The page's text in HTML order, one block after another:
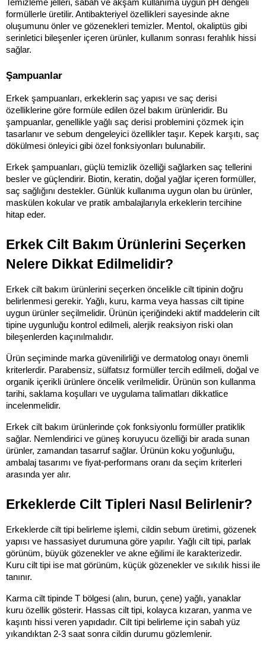
Temizleme jelleri, sabah ve akşam kullanıma uygun pH dengeli
formüllerle üretilir. Antibakteriyel özellikleri sayesinde akne
oluşumunu önler ve gözenekleri temizler. Mentol, okaliptüs gibi
serinletici bileşenler içeren ürünler, kullanım sonrası ferahlık hissi
sağlar.
Şampuanlar
Erkek şampuanları, erkeklerin saç yapısı ve saç derisi
özelliklerine göre formüle edilen özel bakım ürünleridir. Bu
şampuanlar, genellikle yağlı saç derisi problemini çözmek için
tasarlanır ve sebum dengeleyici özellikler taşır. Kepek karşıtı, saç
dökülmesi önleyici gibi özel fonksiyonları bulunabilir.
Erkek şampuanları, güçlü temizlik özelliği sağlarken saç tellerini
besler ve güçlendirir. Biotin, keratin, doğal yağlar içeren formüller,
saç sağlığını destekler. Günlük kullanıma uygun olan bu ürünler,
maskülen kokular ve pratik ambalajlarıyla erkeklerin tercihine
hitap eder.
Erkek Cilt Bakım Ürünlerini Seçerken
Nelere Dikkat Edilmelidir?
Erkek cilt bakım ürünlerini seçerken öncelikle cilt tipinin doğru
belirlenmesi gerekir. Yağlı, kuru, karma veya hassas cilt tipine
uygun ürünler seçilmelidir. Ürünün içeriğindeki aktif maddelerin cilt
tipine uygunluğu kontrol edilmeli, alerjik reaksiyon riski olan
bileşenlerden kaçınılmalıdır.
Ürün seçiminde marka güvenilirliği ve dermatolog onayı önemli
kriterlerdir. Parabensiz, sülfatsız formüller tercih edilmeli, doğal ve
organik içerikli ürünlere öncelik verilmelidir. Ürünün son kullanma
tarihi, saklama koşulları ve uygulama talimatları dikkatlice
incelenmelidir.
Erkek cilt bakım ürünlerinde çok fonksiyonlu formüller pratiklik
sağlar. Nemlendirici ve güneş koruyucu özelliği bir arada sunan
ürünler, zamandan tasarruf sağlar. Ürünün koku yoğunluğu,
ambalaj tasarımı ve fiyat-performans oranı da seçim kriterleri
arasında yer alır.
Erkeklerde Cilt Tipleri Nasıl Belirlenir?
Erkeklerde cilt tipi belirleme işlemi, cildin sebum üretimi, gözenek
yapısı ve hassasiyet durumuna göre yapılır. Yağlı cilt tipi, parlak
görünüm, büyük gözenekler ve akne eğilimi ile karakterizedir.
Kuru cilt tipi ise mat görünüm, küçük gözenekler ve sıkılık hissi ile
tanınır.
Karma cilt tipinde T bölgesi (alın, burun, çene) yağlı, yanaklar
kuru özellik gösterir. Hassas cilt tipi, kolayca kızaran, yanma ve
kaşıntı hissi veren yapıdadır. Cilt tipi belirleme için sabah yüz
yıkandıktan 2-3 saat sonra cildin durumu gözlemlenir.